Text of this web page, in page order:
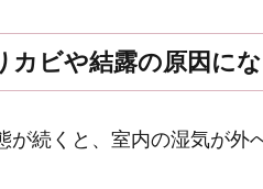
カビや結露の原因に
が続くと、室内の湿気が外